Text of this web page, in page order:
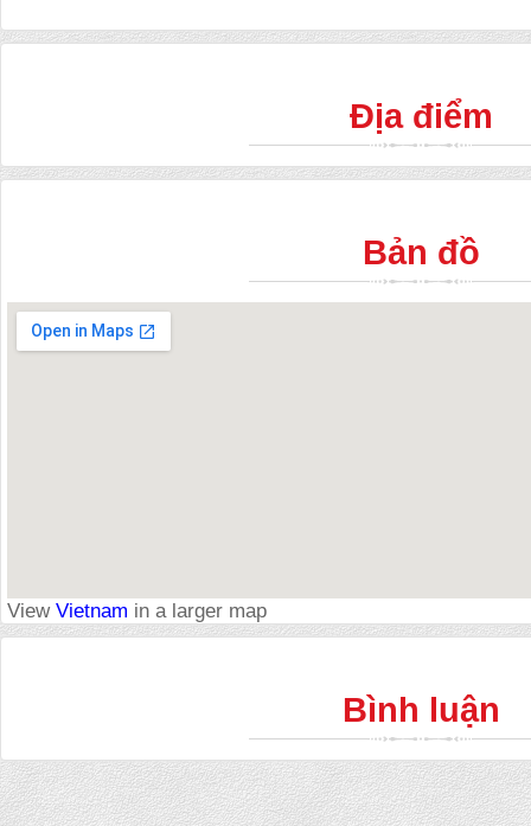
Địa điểm
Bản đồ
View Vietnam in a larger map
Bình luận